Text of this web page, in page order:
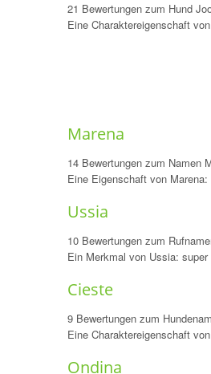
21 Bewertungen zum Hund
Eine Charaktereigenschaft
Marena
14 Bewertungen zum Namen
Eine Eigenschaft von
Ussia
10 Bewertungen zum
Ein Merkmal von Ussia: super
Cieste
9 Bewertungen zum
Eine Charaktereigenschaft
Ondina